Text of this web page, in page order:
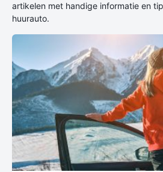
artikelen met handige informatie en
huurauto.